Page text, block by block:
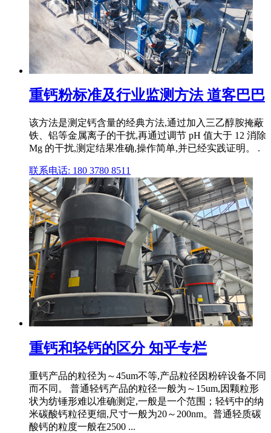
重钙粉标准及行业监测方法 道客巴巴
该方法是测定钙含量的经典方法,通过加入三乙醇胺掩蔽
铁、铝等金属离子的干扰,再通过调节 pH 值大于 12 消除
Mg 的干扰,测定结果准确,操作简单,并已经实践证明。 .
联系电话: 180 3780 8511
重钙和轻钙的区分 知乎专栏
重钙产品的粒径为～45um不等,产品粒径因粉碎设备不同
而不同。 普通轻钙产品的粒径一般为～15um,因颗粒形
状为纺锤形难以准确测定,一般是一个范围；轻钙中的纳
米碳酸钙粒径更细,尺寸一般为20～200nm。普通轻质碳
酸钙的粒度一般在2500 ...